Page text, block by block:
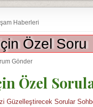
Haberleri
Özel Soru
Gönder
Özel
Güzelleştirecek Sorular